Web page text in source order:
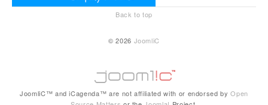
Back to top
© 2026 JoomliC
JoomliC™ and iCagenda™ are not affiliated with or endorsed byOpen